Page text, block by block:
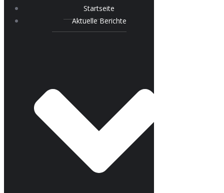
Startseite
Aktuelle Berichte